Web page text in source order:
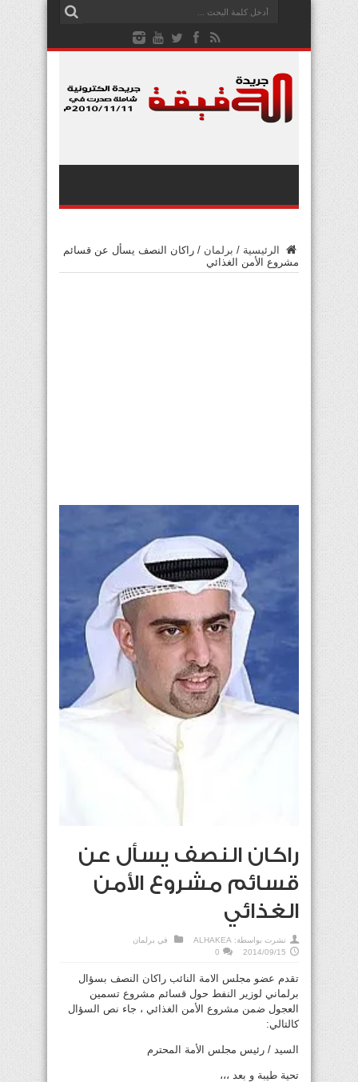
الرئيسية / برلمان / راكان النصف يسأل عن قسائم
مشروع الأمن الغذائي
راكان النصف يسأل عن
قسائم مشروع الأمن
الغذائي
نشرت بواسطة: ALHAKEA في برلمان
2014/09/15
0
تقدم عضو مجلس الامة النائب راكان النصف بسؤال
برلماني لوزير النفط حول قسائم مشروع تسمين
العجول ضمن مشروع الأمن الغذائي ، جاء نص السؤال
كالتالي:
السيد / رئيس مجلس الأمة المحترم
تحية طيبة و بعد ،،،